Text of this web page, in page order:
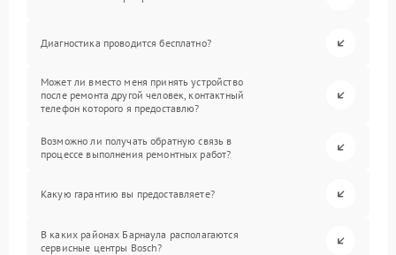
Диагностика проводится бесплатно?
Может ли вместо меня принять устройство
после ремонта другой человек, контактный
телефон которого я предоставлю?
Возможно ли получать обратную связь в
процессе выполнения ремонтных работ?
Какую гарантию вы предоставляете?
В каких районах Барнаула располагаются
сервисные центры Bosch?